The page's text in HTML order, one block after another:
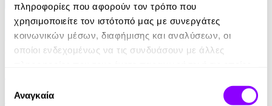
πληροφορίες που αφορούν τον τρόπο που
χρησιμοποιείτε τον ιστότοπό μας με συνεργάτες
κοινωνικών μέσων, διαφήμισης και αναλύσεων, οι
οποίοι ενδεχομένως να τις συνδυάσουν με άλλες
των υπηρεσιών τους.
συγκατάθεσης
Αναγκαία
Audiobook • 1 Credit
Εμίλ Ζολά